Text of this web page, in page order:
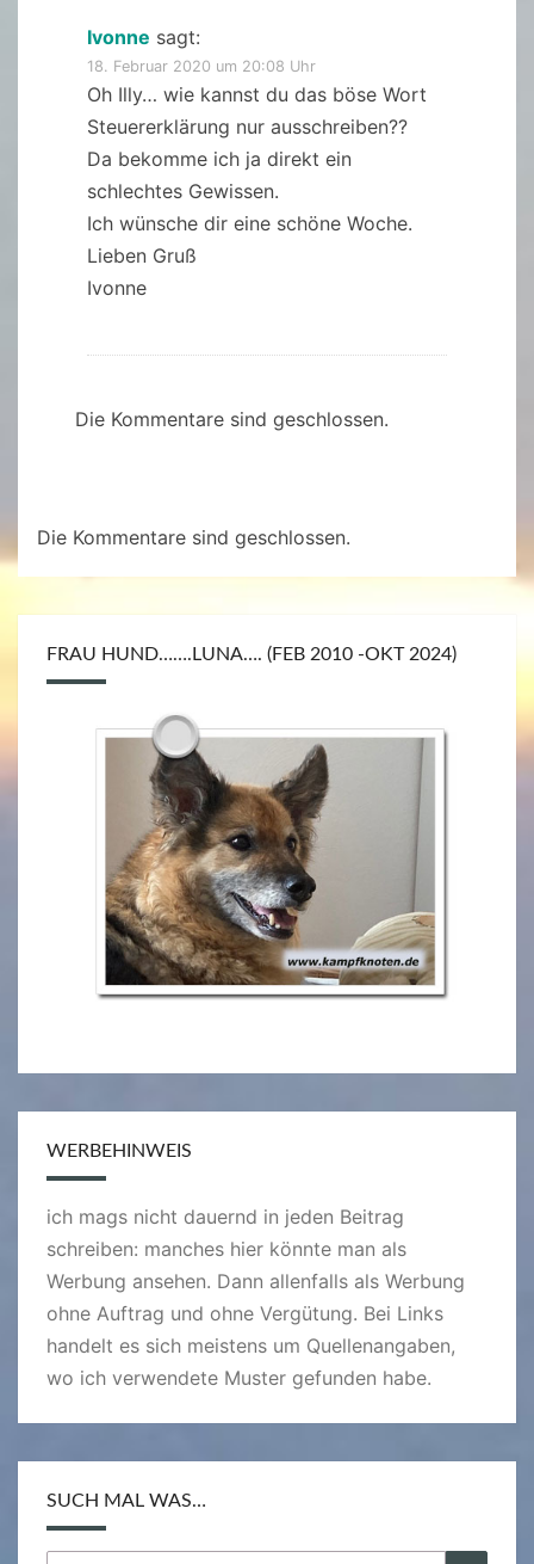
Ivonne sagt:
18. Februar 2020 um 20:08 Uhr
Oh Illy… wie kannst du das böse Wort
Steuererklärung nur ausschreiben??
Da bekomme ich ja direkt ein
schlechtes Gewissen.
Ich wünsche dir eine schöne Woche.
Lieben Gruß
Ivonne
Die Kommentare sind geschlossen.
Die Kommentare sind geschlossen.
FRAU HUND…….LUNA…. (FEB 2010 -OKT 2024)
WERBEHINWEIS
ich mags nicht dauernd in jeden Beitrag
schreiben: manches hier könnte man als
Werbung ansehen. Dann allenfalls als Werbung
ohne Auftrag und ohne Vergütung. Bei Links
handelt es sich meistens um Quellenangaben,
wo ich verwendete Muster gefunden habe.
SUCH MAL WAS…